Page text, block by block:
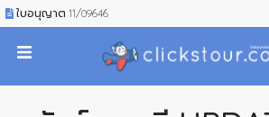
ใบอนุญาต 11/09646